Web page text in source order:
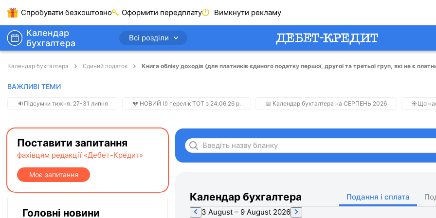
Спробувати безкоштовно Оформити передплату Вимкнути рекламу
Календар
бухгалтера
Всі розділи
Календар бухгалтера Єдиний податок Книга обліку доходів (для платників єдиного податку першої, другої та третьої груп, які не є
ВАЖЛИВІ ТЕМИ
🔉Підсумки тижня. 27-31 липня 💔 НОВИЙ (!) перелік ТОТ з 24.06.26 р. 📅 Календар бухгалтера на СЕРПЕНЬ 2026 ☀️Що
Календар бухгалтера Подання і сплата
3 August – 9 August 2026
Поставити запитання
фахівцям редакції «Дебет-Кредит»
Моє запитання
Головні новини